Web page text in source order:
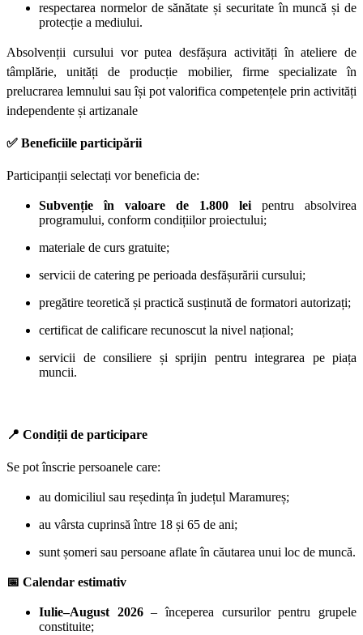
respectarea normelor de sănătate și securitate în muncă și de
protecție a mediului.
Absolvenții cursului vor putea desfășura activități în ateliere de
tâmplărie, unități de producție mobilier, firme specializate în
prelucrarea lemnului sau își pot valorifica competențele prin activități
independente și artizanale
✅ Beneficiile participării
Participanții selectați vor beneficia de:
Subvenție în valoare de 1.800 lei pentru absolvirea
programului, conform condițiilor proiectului;
materiale de curs gratuite;
servicii de catering pe perioada desfășurării cursului;
pregătire teoretică și practică susținută de formatori autorizați;
certificat de calificare recunoscut la nivel național;
servicii de consiliere și sprijin pentru integrarea pe piața
muncii.
📍 Condiții de participare
Se pot înscrie persoanele care:
au domiciliul sau reședința în județul Maramureș;
au vârsta cuprinsă între 18 și 65 de ani;
sunt șomeri sau persoane aflate în căutarea unui loc de muncă.
📅 Calendar estimativ
Iulie–August 2026– începerea cursurilor pentru grupele
constituite;